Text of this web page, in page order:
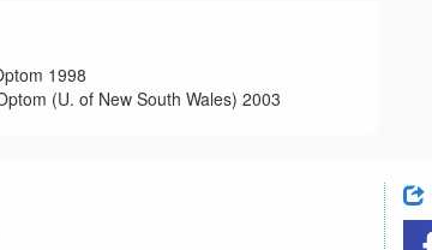
1998
(U. of New South Wales) 2003